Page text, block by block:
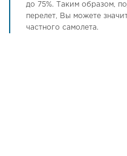
до 75%. Таким образом,
перелет, Вы можете
частного самолета.